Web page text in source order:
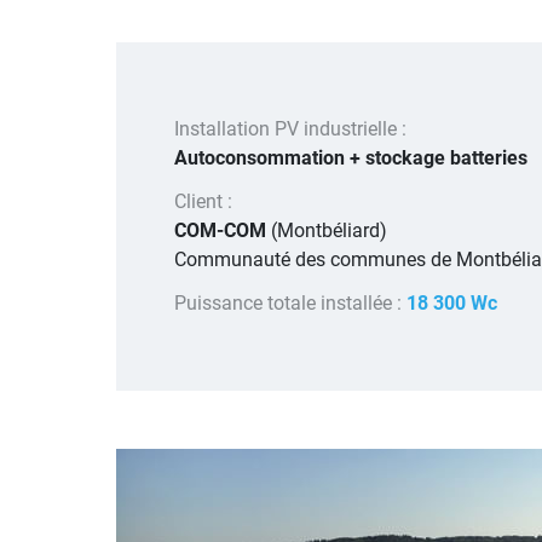
Installation PV industrielle :
Autoconsommation + stockage batteries
Client :
COM-COM (Montbéliard)
Communauté des communes de
Puissance totale installée : 18 300 Wc